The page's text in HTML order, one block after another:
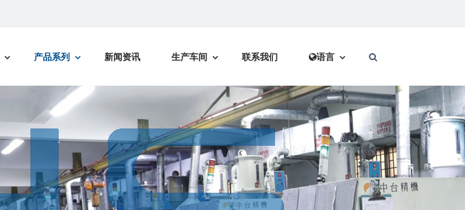
产品系列 新闻资讯 生产车间 联系我们 语言